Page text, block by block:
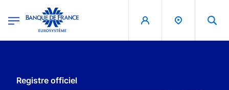
Banque de France - Menu Principal
Registre officiel